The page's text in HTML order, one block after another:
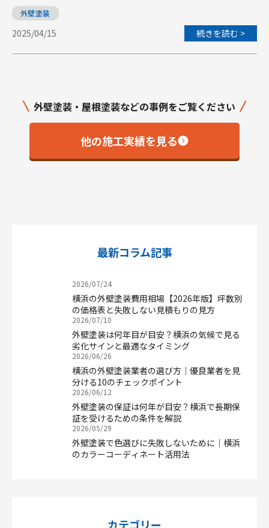
外壁塗装
2025/04/15 続きを読む >
外壁塗装・屋根塗装などの事例をご覧ください
他の施工実績を見る
最新コラム記事
2026/07/24
横浜の外壁塗装費用相場【2026年版】坪数別
の価格表と失敗しない見積もりの見方
2026/07/10
外壁塗装は何年目が目安？横浜の気候で見る
劣化サインと最適なタイミング
2026/06/26
横浜の外壁塗装業者の選び方｜優良業者を見
分ける10のチェックポイント
2026/06/12
外壁塗装の保証は何年が目安？横浜で長期保
証を受けるための条件を解説
2026/05/29
外壁塗装で色選びに失敗しないために｜横浜
のカラーコーディネート活用法
カテゴリー